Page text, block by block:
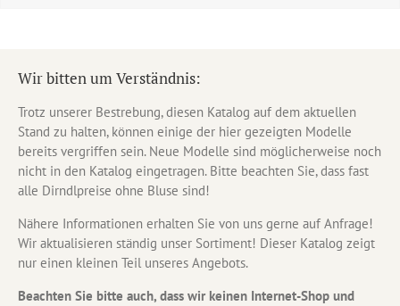
Wir bitten um Verständnis:
Trotz unserer Bestrebung, diesen Katalog auf dem aktuellen
Stand zu halten, können einige der hier gezeigten Modelle
bereits vergriffen sein. Neue Modelle sind möglicherweise noch
nicht in den Katalog eingetragen. Bitte beachten Sie, dass fast
alle Dirndlpreise ohne Bluse sind!
Nähere Informationen erhalten Sie von uns gerne auf Anfrage!
Wir aktualisieren ständig unser Sortiment! Dieser Katalog zeigt
nur einen kleinen Teil unseres Angebots.
Beachten Sie bitte auch, dass wir keinen Internet-Shop und